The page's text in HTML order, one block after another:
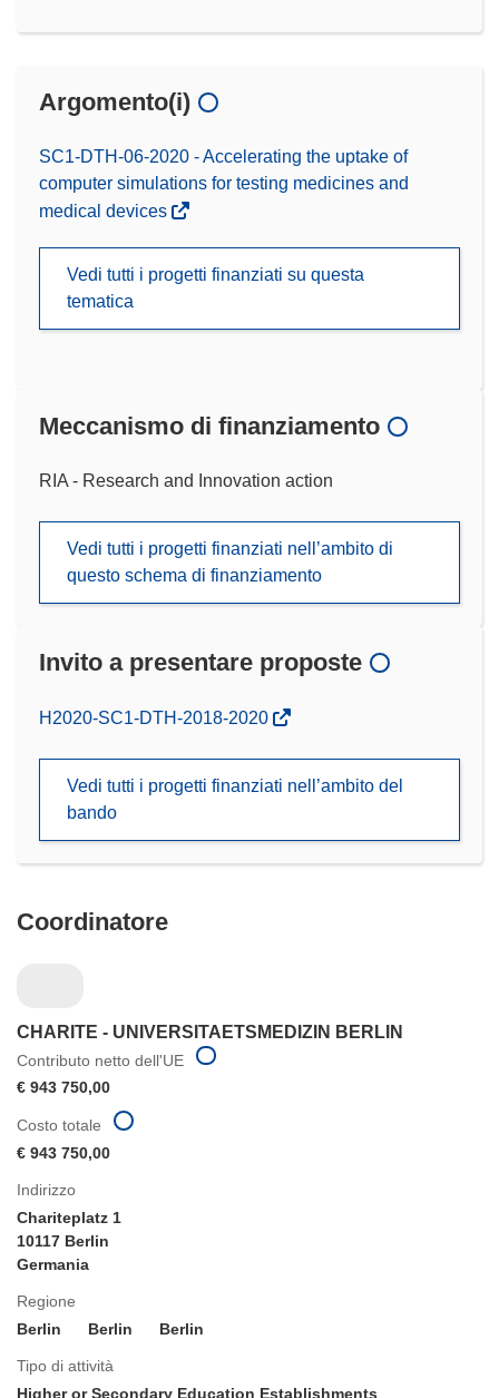
Argomento(i)
SC1-DTH-06-2020 - Accelerating the uptake of
computer simulations for testing medicines and
medical devices
Vedi tutti i progetti finanziati su questa
tematica
Meccanismo di finanziamento
RIA - Research and Innovation action
Vedi tutti i progetti finanziati nell’ambito di
questo schema di finanziamento
Invito a presentare proposte
(si
nuova
H2020-SC1-DTH-2018-2020
Vedi tutti i progetti finanziati nell’ambito del
bando
Coordinatore
CHARITE - UNIVERSITAETSMEDIZIN BERLIN
Contributo netto dell'UE
€ 943 750,00
Indirizzo
Chariteplatz 1
10117 Berlin
Germania
Regione
Berlin
Berlin Berlin
Tipo di attività
Higher or Secondary Education Establishments
Costo totale
€ 943 750,00